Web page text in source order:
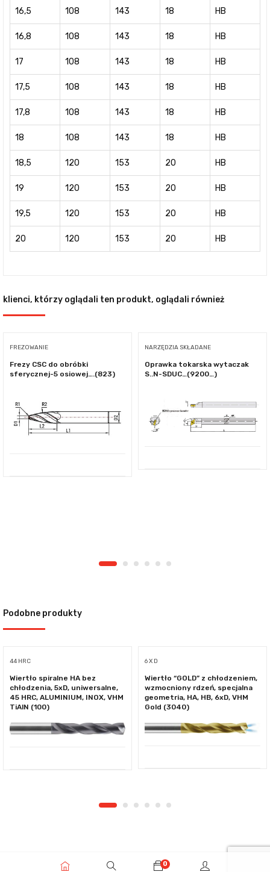
16,5 108 143 18 HB
16,8 108 143 18 HB
17 108 143 18 HB
17,5 108 143 18 HB
17,8 108 143 18 HB
18 108 143 18 HB
18,5 120 153 20 HB
19 120 153 20 HB
19,5 120 153 20 HB
20 120 153 20 HB
klienci, którzy oglądali ten produkt, oglądali również
FREZOWANIE
Frezy CSC do obróbki
sferycznej-5 osiowej….(823)
NARZĘDZIA SKŁADANE
Oprawka tokarska wytaczak
S..N-SDUC…(9200…)
Podobne produkty
44 HRC
Wiertło spiralne HA bez
chłodzenia, 5xD, uniwersalne,
45 HRC, ALUMINIUM, INOX, VHM
TiAlN (100)
6 X D
Wiertło “GOLD” z chłodzeniem,
wzmocniony rdzeń, specjalna
geometria, HA, HB, 6xD, VHM
Gold (3040)
0